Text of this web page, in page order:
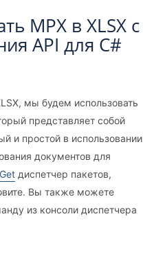
MPX в XLSX с
API для C#
мы будем использовать
представляет собой
и простой в использовании
документов для
диспетчер пакетов,
Вы также можете
из консоли диспетчера